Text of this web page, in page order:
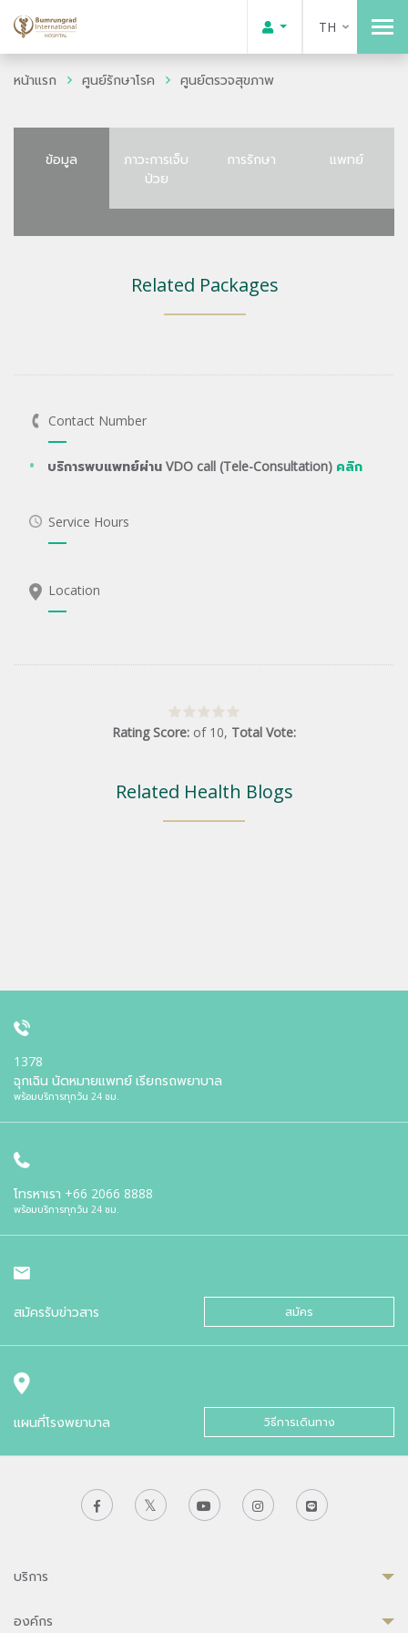
TH
หน้าแรก ศูนย์รักษาโรค ศูนย์ตรวจสุขภาพ
ข้อมูล
ภาวะการเจ็บ
ป่วย
การรักษา แพทย์
Related Packages
Contact Number
บริการพบแพทย์ผ่าน VDO call (Tele-Consultation) คลิก
Service Hours
Location
Rating Score: of 10, Total Vote:
Related Health Blogs
1378
ฉุกเฉิน นัดหมายแพทย์ เรียกรถพยาบาล
พร้อมบริการทุกวัน 24 ชม.
โทรหาเรา +66 2066 8888
พร้อมบริการทุกวัน 24 ชม.
สมัครรับข่าวสาร สมัคร
แผนที่โรงพยาบาล วิธีการเดินทาง
บริการ
องค์กร